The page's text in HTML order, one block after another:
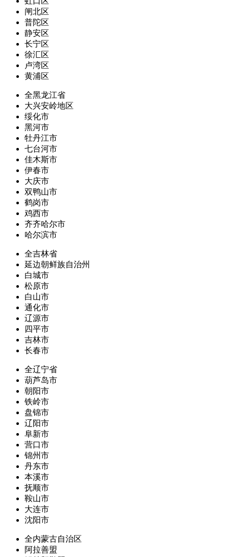
闸北区
普陀区
静安区
长宁区
徐汇区
卢湾区
黄浦区
全黑龙江省
大兴安岭地区
绥化市
黑河市
牡丹江市
七台河市
佳木斯市
伊春市
大庆市
双鸭山市
鹤岗市
鸡西市
齐齐哈尔市
哈尔滨市
全吉林省
延边朝鲜族自治州
白城市
松原市
白山市
通化市
辽源市
四平市
吉林市
长春市
全辽宁省
葫芦岛市
朝阳市
铁岭市
盘锦市
辽阳市
阜新市
营口市
锦州市
丹东市
本溪市
抚顺市
鞍山市
大连市
沈阳市
全内蒙古自治区
阿拉善盟